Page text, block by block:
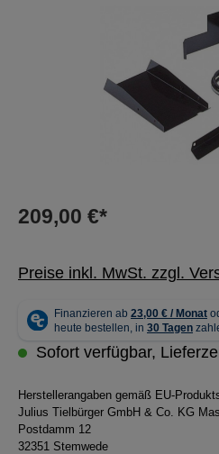
209,00 €*
Preise inkl. MwSt. zzgl.
Sofort verfügbar,
Herstellerangaben gemäß EU-
Julius Tielbürger GmbH & Co. KG
Postdamm 12
32351 Stemwede